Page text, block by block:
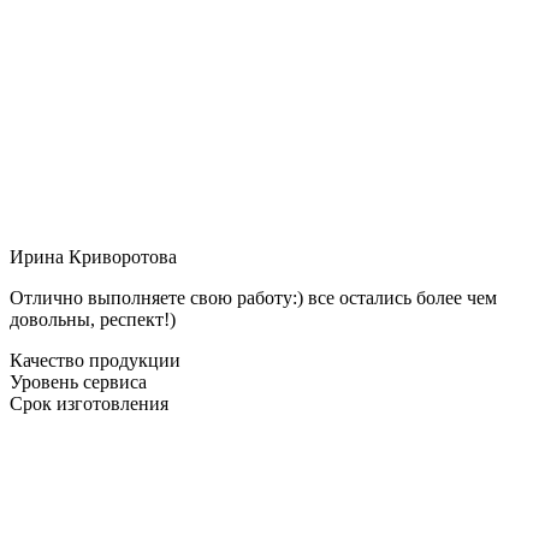
Ирина Криворотова
Отлично выполняете свою работу:) все остались более чем
довольны, респект!)
Качество продукции
Уровень сервиса
Срок изготовления